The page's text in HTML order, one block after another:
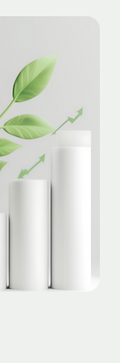
a
aberto